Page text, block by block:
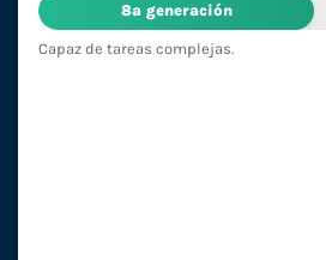
8ª generación
Capaz de tareas complejas.